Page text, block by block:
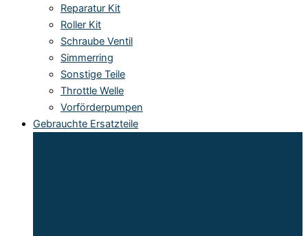
Reparatur Kit
Roller Kit
Schraube Ventil
Simmerring
Sonstige Teile
Throttle Welle
Vorförderpumpen
Gebrauchte Ersatzteile